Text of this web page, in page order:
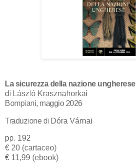
La sicurezza della nazione ungherese
di László Krasznahorkai
Bompiani, maggio 2026
Traduzione di Dóra Várnai
pp. 192
€ 20 (cartaceo)
€ 11,99 (ebook)